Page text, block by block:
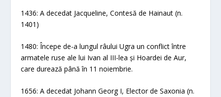
1436: A decedat Jacqueline, Contesă de Hainaut (n.
1401)
1480: Începe de-a lungul râului Ugra un conflict între
armatele ruse ale lui Ivan al III-lea și Hoardei de Aur,
care durează până în 11 noiembrie.
1656: A decedat Johann Georg I, Elector de Saxonia (n.